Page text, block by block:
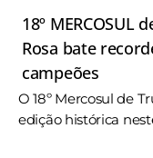
18º MERCOSUL
Rosa bate
campeões
O 18º Mercosul de
edição histórica